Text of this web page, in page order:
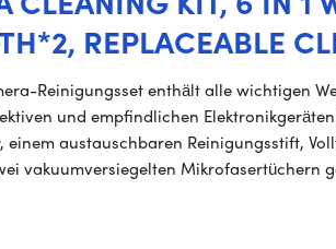
REPLACEABLE
Reinigungsset enthält alle wichtigen
und empfindlichen
einem austauschbaren Reinigungsstift,
vakuumversiegelten Mikrofasertüchern